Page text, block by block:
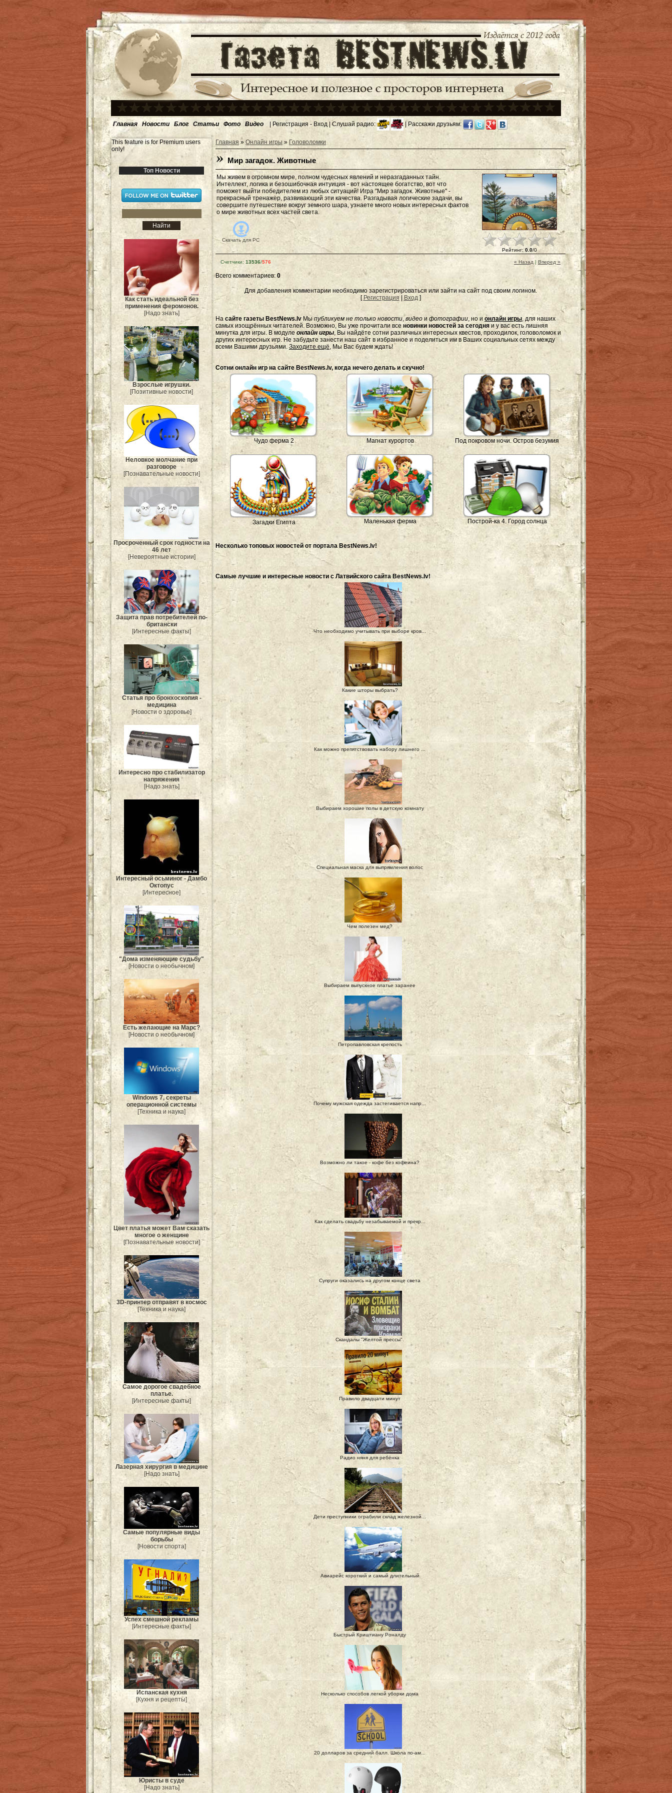
Главная Новости Блог Статьи Фото Видео | Регистрация - Вход | Слушай радио: | Расскажи друзьям:
This feature is for Premium users
only!
Топ Новости
Как стать идеальной без
применения феромонов.
[Надо знать]
Взрослые игрушки.
[Позитивные новости]
Неловкое молчание при
разговоре
[Познавательные новости]
Просроченный срок годности на
46 лет
[Невероятные истории]
Защита прав потребителей по-
британски
[Интересные факты]
Статья про бронхоскопия -
медицина
[Новости о здоровье]
Интересно про стабилизатор
напряжения
[Надо знать]
Интересный осьминог - Дамбо
Октопус
[Интересное]
"Дома изменяющие судьбу"
[Новости о необычном]
Есть желающие на Марс?
[Новости о необычном]
Windows 7, секреты
операционной системы
[Техника и наука]
Цвет платья может Вам сказать
многое о женщине
[Познавательные новости]
3D-принтер отправят в космос
[Техника и наука]
Самое дорогое свадебное
платье.
[Интересные факты]
Лазерная хирургия в медицине
[Надо знать]
Самые популярные виды
борьбы
[Новости спорта]
Успех смешной рекламы
[Интересные факты]
Испанская кухня
[Кухня и рецепты]
Юристы в суде
[Надо знать]
Главная » Онлайн игры » Головоломки
Мир загадок. Животные
Мы живем в огромном мире, полном чудесных явлений и неразгаданных тайн.
Интеллект, логика и безошибочная интуиция - вот настоящее богатство, вот что
поможет выйти победителем из любых ситуаций! Игра "Мир загадок. Животные" -
прекрасный тренажер, развивающий эти качества. Разгадывая логические задачи, вы
совершите путешествие вокруг земного шара, узнаете много новых интересных фактов
о мире животных всех частей света.
Скачать для PC
Рейтинг: 0.0/0
« Назад| Вперед »
Счетчики: 13536/576
Всего комментариев: 0
Для добавления комментарии необходимо зарегистрироваться или зайти на сайт под своим логином.
[ Регистрация Вход]
На сайте газеты BestNews.lv Мыпубликуем не только новости,видео и фотографии, но и онлайн игры, для наших
самых изощрённых читателей. Возможно, Вы уже прочитали всеновинки новостей за сегодня и у вас есть лишняя
минутка для игры. В модуле онлайн игры, Вы найдёте сотни различных интересных квестов, проходилок, головоломок и
других интересных игр. Не забудьте занести наш сайт в избранное и поделиться им в Ваших социальных сетях между
всеми Вашими друзьями. Заходите ещё, Мы Вас будем ждать!
Сотни онлайн игр на сайте BestNews.lv, когда нечего делать и скучно!
Чудо ферма 2 Магнат курортов Под покровом ночи. Остров безумия
Загадки Египта Маленькая ферма Построй-ка 4. Город солнца
Несколько топовых новостей от портала BestNews.lv!
Самые лучшие и интересные новости с Латвийского сайта BestNews.lv!
Что необходимо учитывать при выборе кров...
Какие шторы выбрать?
Как можно препятствовать набору лишнего ...
Выбираем хорошие полы в детскую комнату
Специальная маска для выпрямления волос
Чем полезен мед?
Выбираем выпускное платье заранее
Петропавловская крепость
Почему мужская одежда застегивается напр...
Возможно ли такое - кофе без кофеина?
Как сделать свадьбу незабываемой и прекр...
Супруги оказались на другом конце света
Скандалы "Желтой прессы".
Правило двадцати минут
Радио няня для ребёнка
Дети преступники ограбили склад железной...
Авиарейс короткий и самый длительный
Быстрый Криштиану Роналду
Несколько способов легкой уборки дома
20 долларов за средний балл. Школа по-ам...